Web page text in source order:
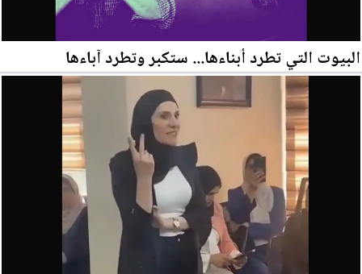
البيوت التي تطرد أبناءها... ستكبر وتطرد آباءها